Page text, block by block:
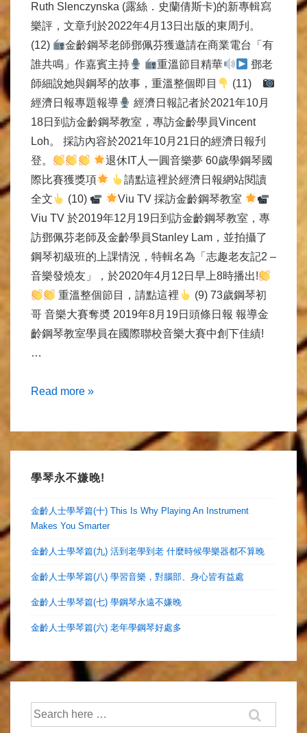
Ruth Slenczynska (露絲．史蘭倩斯卡)的新專輯寫
樂評，文章刋於2022年4月13日出版的東周刋。
(12)
金齡鋼琴老師鄧佩芬獲邀請在商業電台「有
誰共鳴」作嘉賓主持
重溫節目精華
鄧老
師細說她與鋼琴的故事，重溫整個即目
(11)
經濟日報專題報導
經濟日報記者於2021年10月
18日到訪金齡鋼琴教室，專訪金齡學員Vincent
Loh。 採訪內容於2021年10月21日的經濟日報刋
登。
退休IT人一圓音樂夢 60歲學鋼琴國
際比賽獲獎項
請點這裡於經濟日報網站閱讀
全文
(10)
Viu TV 採訪金齡鋼琴教室
Viu TV 於2019年12月19日到訪金齡鋼琴教室，專
訪鄧佩芬老師及金齡學員Stanley Lam，並拍攝了
鋼琴初級班的上課情況，特輯名為「志趣老友記2 –
音樂發燒友」，於2020年4月12日早上8時播出!
重溫整個節目，請點這裡
(9) 73歲鋼琴初
哥 音樂大賽奪奬 2019年8月19日頭條日報 報導金
齡鋼琴教室學員在國際聯校音樂大賽中創下佳績!
…
傳
報
道
Read more »
學琴永不嫌晚!
金齡人士學琴篇(十) This Is Why Playing An Instrument
Makes You Smarter
金齡人士學琴篇(九) 活到老學到老 什麼時候學樂器都不算晚
金齡人士學琴篇(八) 學習音樂，對腦部、身心皆有益處
金齡人士學琴篇(七) 學鋼琴永遠不嫌晚
金齡人士學琴篇(六) 老年學鋼琴好處多
Search
for: